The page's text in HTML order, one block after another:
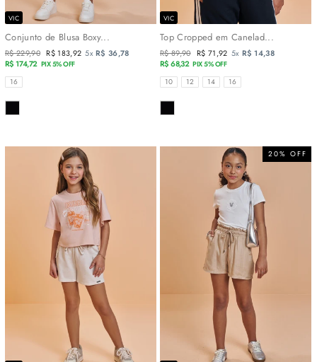
VIC
Conjunto de Blusa Boxy...
Preço
normal
R$ 229,90 Preço
promocional
R$ 183,92 5xR$ 36,78
R$ 174,72 PIX 5% OFF
TAMANHOS
16
COR
VIC
Top Cropped em Canelad...
Preço
normal
R$ 89,90 Preço
promocional
R$ 71,92 5x R$ 14,38
R$ 68,32 PIX 5% OFF
TAMANHOS
10 12 14 16
COR
20% OFF